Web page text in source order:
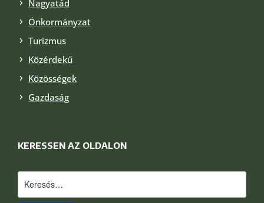
Nagyatád
Önkormányzat
Turizmus
Közérdekű
Közösségek
Gazdaság
KERESSEN AZ OLDALON